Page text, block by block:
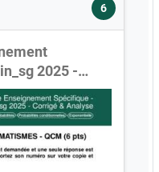
6
2025 -